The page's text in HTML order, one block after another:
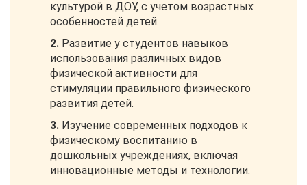
культурой в ДОУ, с учетом возрастных
особенностей детей.
2. Развитие у студентов навыков
использования различных видов
физической активности для
стимуляции правильного физического
развития детей.
3. Изучение современных подходов к
физическому воспитанию в
дошкольных учреждениях, включая
инновационные методы и технологии.